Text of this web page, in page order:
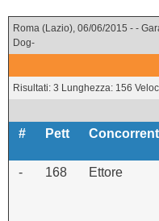
Roma (Lazio), 06/06/2015 - -
Dog-
Risultati: 3 Lunghezza: 156
# Pett
- 168 Ettore